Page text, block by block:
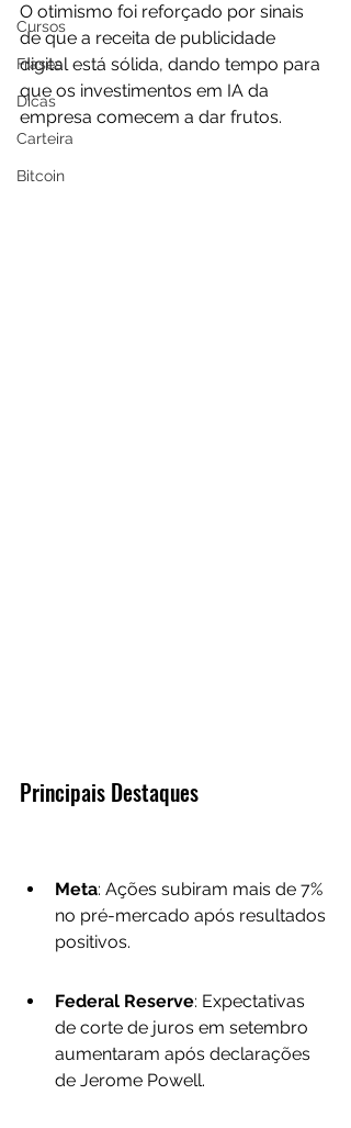
Cursos
Frases
Dicas
Carteira
Bitcoin
O otimismo foi reforçado por sinais
de que a receita de publicidade
digital está sólida, dando tempo para
que os investimentos em IA da
empresa comecem a dar frutos.
Principais Destaques
Meta: Ações subiram mais de 7%
no pré-mercado após resultados
positivos.
Federal Reserve: Expectativas
de corte de juros em setembro
aumentaram após declarações
de Jerome Powell.